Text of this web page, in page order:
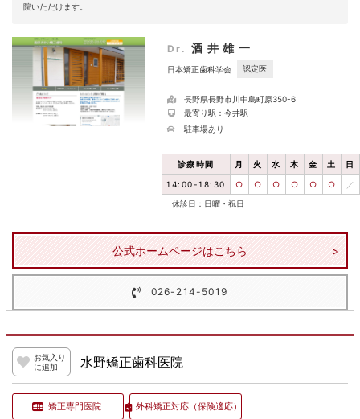
院いただけます。
Dr. 酒井雄一
日本矯正歯科学会 認定医
長野県長野市川中島町原350-6
最寄り駅：今井駅
駐車場あり
診療時間 月 火 水 木 金 土 日
14:00-18:30 ○ ○ ○ ○ ○ ○ ／
休診日：日曜・祝日
公式ホームページはこちら
026-214-5019
お気入り
に追加
水野矯正歯科医院
矯正専門医院 外科矯正対応（保険適応）